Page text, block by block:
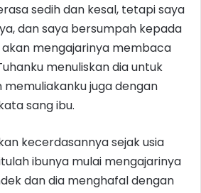
sedih dan kesal, tetapi saya
dan saya bersumpah kepada
mengajarinya membaca
menuliskan dia untuk
juga dengan
sang ibu.
kecerdasannya sejak usia
ibunya mulai mengajarinya
dan dia menghafal dengan